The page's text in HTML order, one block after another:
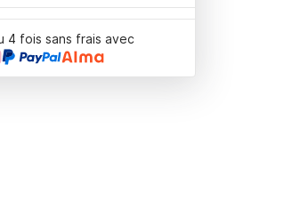
4 fois sans frais avec